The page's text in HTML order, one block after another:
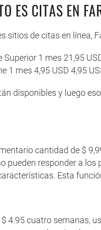
ES CITAS EN
sitios de citas en línea,
1 mes 21,95
1 mes 4,95 USD 4,95
disponibles y luego
cantidad de $
pueden responder a
Esta
4.95 cuatro semanas,